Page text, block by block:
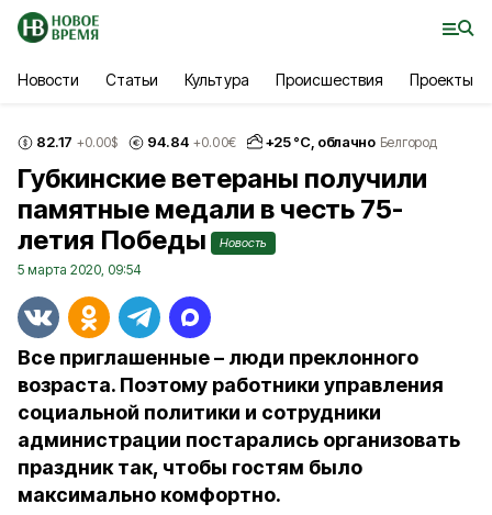
Новости Статьи Культура Происшествия Проекты
82.17 +0.00$ 94.84 +0.00€ +25°С, облачно Белгород
Губкинские ветераны получили
памятные медали в честь 75-
летия Победы
Новость
5 марта 2020, 09:54
Все приглашенные – люди преклонного
возраста. Поэтому работники управления
социальной политики и сотрудники
администрации постарались организовать
праздник так, чтобы гостям было
максимально комфортно.